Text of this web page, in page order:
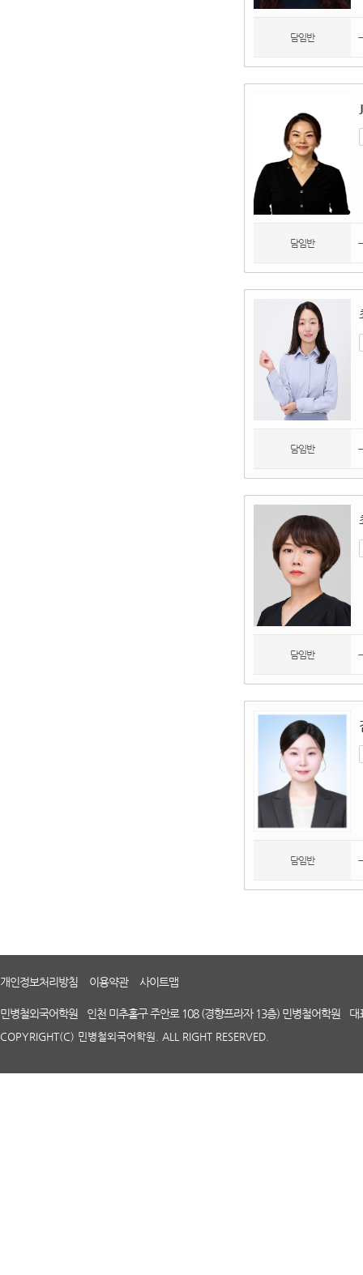
담임반 -
담임반 -
담임반 -
담임반 -
담임반 -
개인정보처리방침 이용약관 사이트맵
민병철외국어학원 인천 미추홀구 주안로 108 (경향프라자 13층) 민병철어학원 대
COPYRIGHT(C) 민병철외국어학원. ALL RIGHT RESERVED.